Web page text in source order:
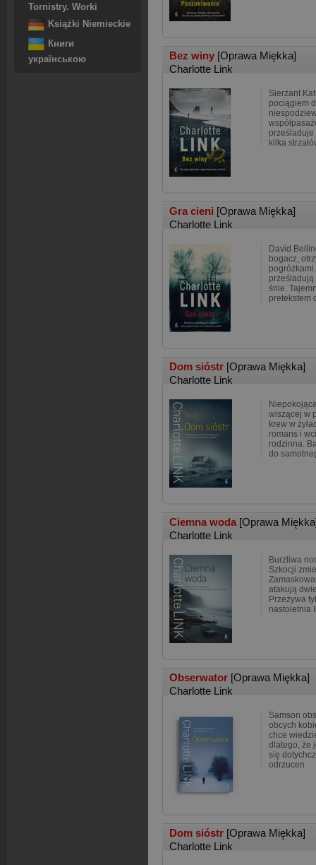
Tornistry. Worki
Książki Niemieckie
Книги
українською
Bez winy [Oprawa Miękka]
Charlotte Link
Sierżant
pociągiem
prześladuje
kilka
Gra cieni [Oprawa Miękka]
Charlotte Link
David
bogacz,
śnie.
pretekstem
Dom sióstr [Oprawa Miękka]
Charlotte Link
wiszącej w
krew w
romans i
rodzinna.
do
Ciemna woda [Oprawa
Charlotte Link
Burzliwa
Szkocji
atakują
Przeżywa
nastoletnia
Obserwator [Oprawa Miękka]
Charlotte Link
Samson
obcych
chce
dlatego, że
się
odrzucen
Dom sióstr [Oprawa Miękka]
Charlotte Link